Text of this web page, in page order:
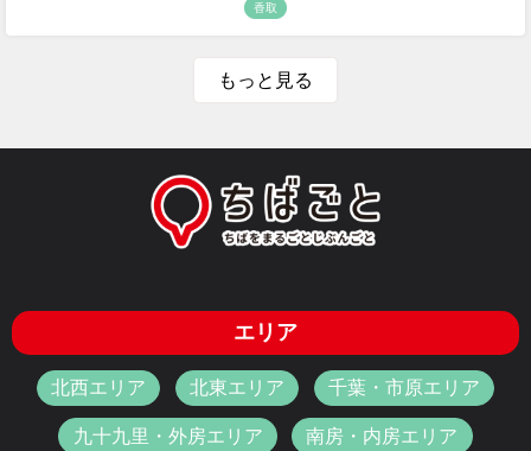
香取
もっと見る
エリア
北西エリア 北東エリア 千葉・市原エリア
九十九里・外房エリア 南房・内房エリア